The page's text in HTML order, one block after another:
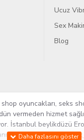
Ucuz
Sex
Blog
oyuncakları, seks
vermeden hizmet
İstanbul beylikdüzü
sağlıyoruz.